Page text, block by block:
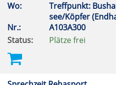
Wo:
Treffpunkt:
see/Köpfer
Nr.:
A103A300
Status:
Plätze frei